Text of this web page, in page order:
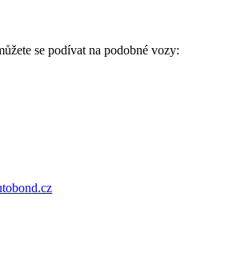
se podívat na podobné vozy: